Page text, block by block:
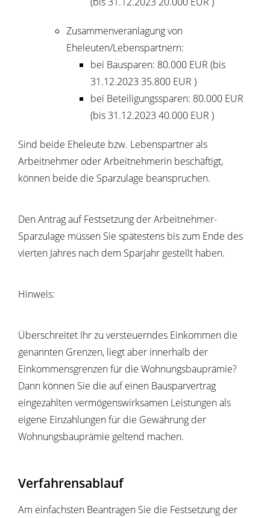
Zusammenveranlagung von
Eheleuten/Lebenspartnern:
bei Bausparen: 80.000 EUR (bis
31.12.2023 35.800 EUR )
bei Beteiligungssparen: 80.000 EUR
(bis 31.12.2023 40.000 EUR )
Sind beide Eheleute bzw. Lebenspartner als
Arbeitnehmer oder Arbeitnehmerin beschäftigt,
können beide die Sparzulage beanspruchen.
Den Antrag auf Festsetzung der Arbeitnehmer-
Sparzulage müssen Sie spätestens bis zum Ende des
vierten Jahres nach dem Sparjahr gestellt haben.
Hinweis:
Überschreitet Ihr zu versteuerndes Einkommen die
genannten Grenzen, liegt aber innerhalb der
Einkommensgrenzen für die Wohnungsbauprämie?
Dann können Sie die auf einen Bausparvertrag
eingezahlten vermögenswirksamen Leistungen als
eigene Einzahlungen für die Gewährung der
Wohnungsbauprämie geltend machen.
Verfahrensablauf
Am einfachsten Beantragen Sie die Festsetzung der